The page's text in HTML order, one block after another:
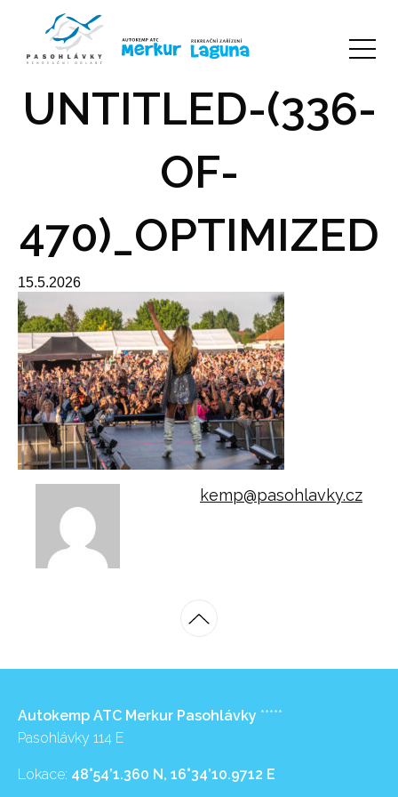
UNTITLED-(336-
OF-
470)_OPTIMIZED
15.5.2026
kemp@pasohlavky.cz
Autokemp ATC Merkur Pasohlávky *****
Pasohlávky 114 E
Lokace: 48°54’1.360 N, 16°34’10.9712 E